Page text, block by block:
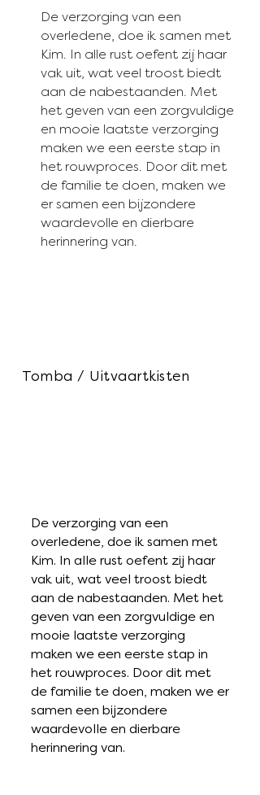
De verzorging van een
overledene, doe ik samen met
Kim. In alle rust oefent zij haar
vak uit, wat veel troost biedt
aan de nabestaanden. Met
het geven van een zorgvuldige
en mooie laatste verzorging
maken we een eerste stap in
het rouwproces. Door dit met
de familie te doen, maken we
er samen een bijzondere
waardevolle en dierbare
herinnering van.
Tomba / Uitvaartkisten
De verzorging van een
overledene, doe ik samen met
Kim. In alle rust oefent zij haar
vak uit, wat veel troost biedt
aan de nabestaanden. Met het
geven van een zorgvuldige en
mooie laatste verzorging
maken we een eerste stap in
het rouwproces. Door dit met
de familie te doen, maken we er
samen een bijzondere
waardevolle en dierbare
herinnering van.